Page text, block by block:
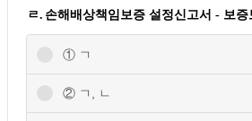
ㄹ. 손해배상책임보증 설정신고서 - 보증
① ㄱ
② ㄱ, ㄴ